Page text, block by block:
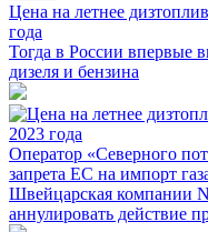
Цена на летнее
года
Тогда в России впервые
дизеля и бензина
Оператор «Северного
запрета ЕС на импорт
Швейцарская компании
аннулировать действие